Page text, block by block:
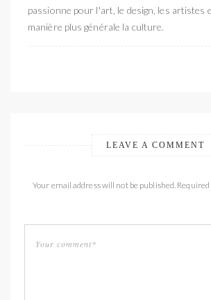
passionne pour l'art, le design, les artistes
manière plus générale la culture.
LEAVE A COMMENT
Your email address will not be published.